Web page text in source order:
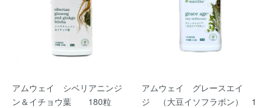
アムウェイ シベリアニンジ
ン＆イチョウ葉 180粒
アムウェイ グレースエイ
ジ （大豆イソフラボン） 1